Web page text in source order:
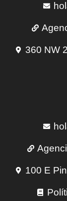
360 NW
100 E